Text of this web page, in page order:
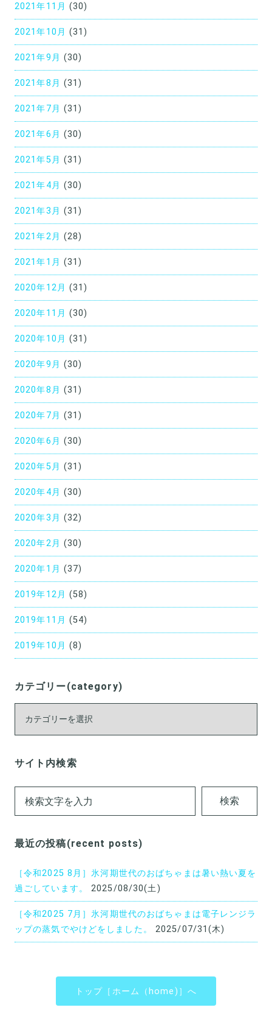
2021年11月 (30)
2021年10月 (31)
2021年9月 (30)
2021年8月 (31)
2021年7月 (31)
2021年6月 (30)
2021年5月 (31)
2021年4月 (30)
2021年3月 (31)
2021年2月 (28)
2021年1月 (31)
2020年12月 (31)
2020年11月 (30)
2020年10月 (31)
2020年9月 (30)
2020年8月 (31)
2020年7月 (31)
2020年6月 (30)
2020年5月 (31)
2020年4月 (30)
2020年3月 (32)
2020年2月 (30)
2020年1月 (37)
2019年12月 (58)
2019年11月 (54)
2019年10月 (8)
カテゴリー(category)
ー
(category)
サイト内検索
検索
最近の投稿(recent posts)
［令和2025 8月］氷河期世代のおばちゃまは暑い熱い夏を
過ごしています。
2025/08/30(土)
［令和2025 7月］氷河期世代のおばちゃまは電子レンジラ
ップの蒸気でやけどをしました。
2025/07/31(木)
トップ［ホーム（home)］へ